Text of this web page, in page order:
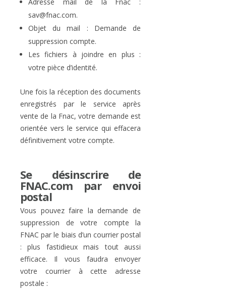
sav@fnac.com.
Objet du mail : Demande de
suppression compte.
Les fichiers à joindre en plus :
votre pièce d’identité.
Une fois la réception des documents
enregistrés par le service après
vente de la Fnac, votre demande est
orientée vers le service qui effacera
définitivement votre compte.
Se désinscrire de
FNAC.com par envoi
postal
Vous pouvez faire la demande de
suppression de votre compte la
FNAC par le biais d’un courrier postal
: plus fastidieux mais tout aussi
efficace. Il vous faudra envoyer
votre courrier à cette adresse
postale :